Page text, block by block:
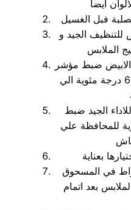
الجيد و
الابيض ضبط مؤشر
الحرارة علي متوسط درجة من 65 درجة مئوية الي
الجيد ضبط
40 درجة مئوية للمحافظة علي
في المسحوق
بعد اتمام